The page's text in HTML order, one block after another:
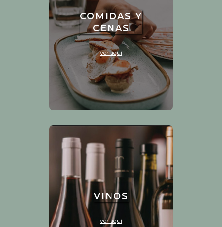
COMIDAS Y
CENAS
ver aquí
VINOS
ver aquí